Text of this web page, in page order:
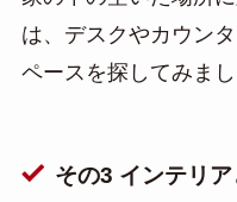
は、デスクやカウン
ペースを探してみまし
その3 インテリ